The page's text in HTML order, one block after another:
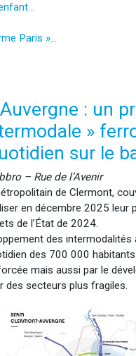
Paris »…
: un
»
sur le
– Rue de l’Avenir
de Clermont,
en décembre 2025
de l’État de 2024.
des
des 700 000
mais aussi par le
des secteurs plus fragiles.